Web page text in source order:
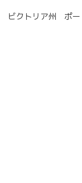
ビクトリア州 ポー